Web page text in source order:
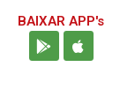
BAIXAR APP's